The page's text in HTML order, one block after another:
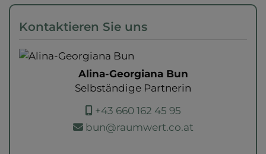
Kontaktieren Sie uns
Alina-Georgiana Bun
Selbständige Partnerin
+43 660 162 45 95
bun@raumwert.co.at